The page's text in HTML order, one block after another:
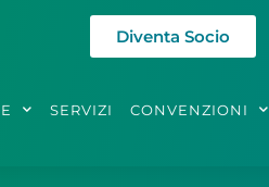
Diventa Socio
SERVIZI CONVENZIONI